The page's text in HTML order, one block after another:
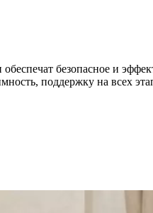
безопасное и
поддержку на всех